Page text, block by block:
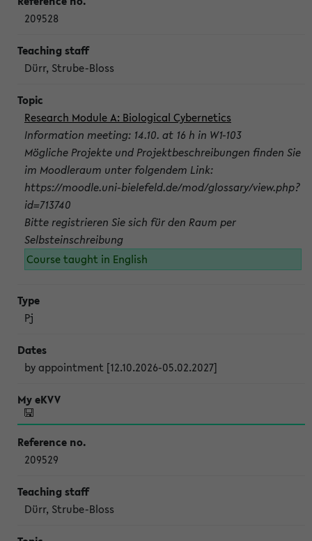
209528
Dürr, Strube-Bloss
Research Module A: Biological Cybernetics
Information meeting: 14.10. at 16 h in W1-103
Mögliche Projekte und Projektbeschreibungen finden Sie
im Moodleraum unter folgendem Link:
https://moodle.uni-bielefeld.de/mod/glossary/view.php?
id=713740
Bitte registrieren Sie sich für den Raum per
Selbsteinschreibung
Course taught in English
Pj
by appointment [12.10.2026-05.02.2027]
209529
Dürr, Strube-Bloss